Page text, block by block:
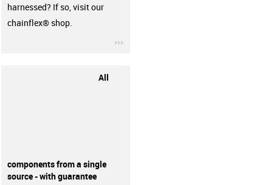
harnessed? If so, visit our
chainflex® shop.
All
components from a single
source - with guarantee